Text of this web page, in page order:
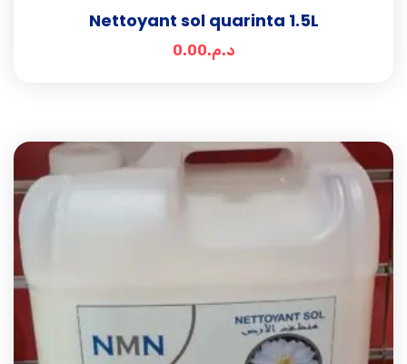
Nettoyant sol quarinta 1.5L
د.م.0.00
Add